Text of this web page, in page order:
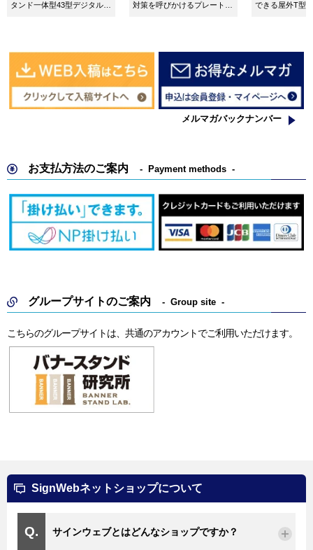
タンド一体型43型デジタルサ
対策を呼びかけるプレート看
できる屋外T型
メルマガバックナンバー
お支払方法のご案内 Payment methods
グループサイトのご案内 Group site
こちらのグループサイトは、共通のアカウントでご利用いただけます。
SignWebネットショップについて
サインウェブとはどんなショップですか？